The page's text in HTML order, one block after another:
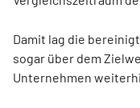
Damit lag die
sogar über dem
Unternehmen